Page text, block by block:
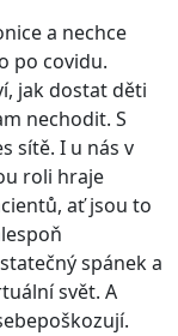
a nechce
po covidu.
jak dostat děti
nechodit. S
sítě. I u nás v
roli hraje
ať jsou to
spánek a
svět. A